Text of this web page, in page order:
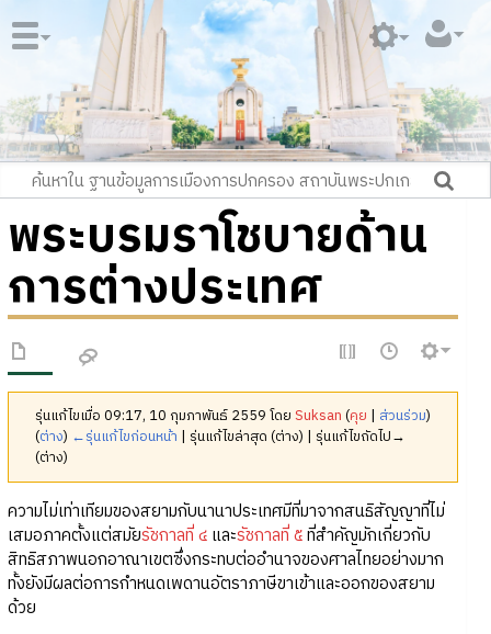
พระบรมราโชบายด้าน
การต่างประเทศ
รุ่นแก้ไขเมื่อ 09:17, 10 กุมภาพันธ์ 2559 โดยSuksan (คุย | ส่วนร่วม)
(ต่าง) ←รุ่นแก้ไขก่อนหน้า | รุ่นแก้ไขล่าสุด (ต่าง) | รุ่นแก้ไขถัดไป→
(ต่าง)
ความไม่เท่าเทียมของสยามกับนานาประเทศมีที่มาจากสนธิสัญญาที่ไม่
เสมอภาคตั้งแต่สมัยรัชกาลที่ ๔และรัชกาลที่ ๕ที่สำคัญมักเกี่ยวกับ
สิทธิสภาพนอกอาณาเขตซึ่งกระทบต่ออำนาจของศาลไทยอย่างมาก
ทั้งยังมีผลต่อการกำหนดเพดานอัตราภาษีขาเข้าและออกของสยาม
ด้วย